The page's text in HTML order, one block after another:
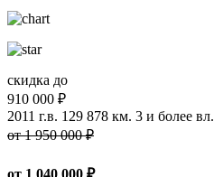
скидка до
910 000 ₽
2011 г.в. 129 878 км. 3 и более вл.
от 1 950 000 ₽
от 1 040 000 ₽